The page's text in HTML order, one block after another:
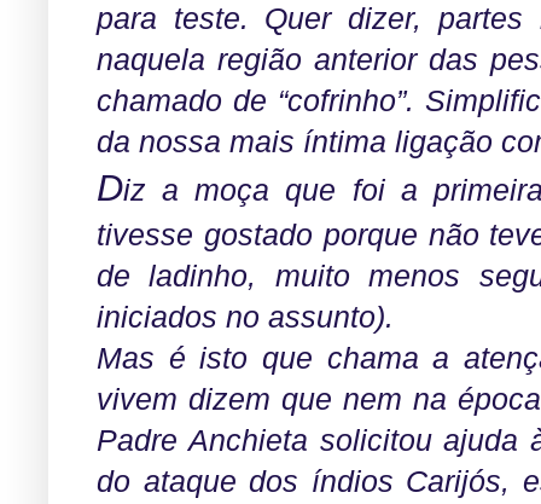
para teste. Quer dizer,
naquela região anterior das
chamado de “cofrinho”.
da nossa mais íntima ligação
Diz a moça que foi a
tivesse gostado porque não
de ladinho, muito menos
iniciados no assunto).
Mas é isto que chama a
vivem dizem que nem na
Padre Anchieta solicitou ajuda
do ataque dos índios Carijós,